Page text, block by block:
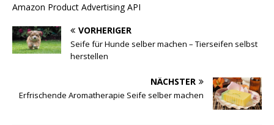
Amazon Product Advertising API
VORHERIGER
Seife für Hunde selber machen – Tierseifen selbst
herstellen
NÄCHSTER
Erfrischende Aromatherapie Seife selber machen